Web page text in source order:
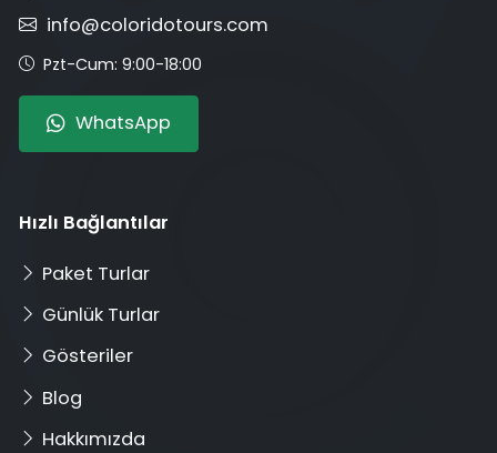
info@coloridotours.com
Pzt-Cum: 9:00-18:00
WhatsApp
Hızlı Bağlantılar
Paket Turlar
Günlük Turlar
Gösteriler
Blog
Hakkımızda